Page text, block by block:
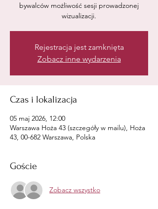
bywalców możliwość sesji prowadzonej
wizualizacji.
Rejestracja jest zamknięta
Zobacz inne wydarzenia
Czas i lokalizacja
05 maj 2026, 12:00
Warszawa Hoża 43 (szczegóły w mailu), Hoża
43, 00-682 Warszawa, Polska
Goście
Zobacz wszystko